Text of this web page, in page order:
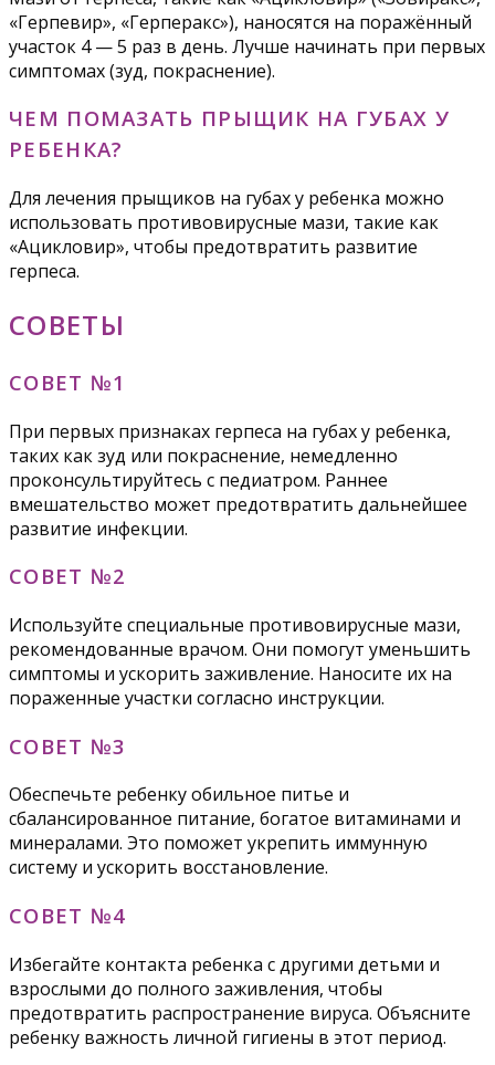
«Герпевир», «Герперакс»), наносятся на поражённый
участок 4 — 5 раз в день. Лучше начинать при первых
симптомах (зуд, покраснение).
ЧЕМ ПОМАЗАТЬ ПРЫЩИК НА ГУБАХ У
РЕБЕНКА?
Для лечения прыщиков на губах у ребенка можно
использовать противовирусные мази, такие как
«Ацикловир», чтобы предотвратить развитие
герпеса.
СОВЕТЫ
СОВЕТ №1
При первых признаках герпеса на губах у ребенка,
таких как зуд или покраснение, немедленно
проконсультируйтесь с педиатром. Раннее
вмешательство может предотвратить дальнейшее
развитие инфекции.
СОВЕТ №2
Используйте специальные противовирусные мази,
рекомендованные врачом. Они помогут уменьшить
симптомы и ускорить заживление. Наносите их на
пораженные участки согласно инструкции.
СОВЕТ №3
Обеспечьте ребенку обильное питье и
сбалансированное питание, богатое витаминами и
минералами. Это поможет укрепить иммунную
систему и ускорить восстановление.
СОВЕТ №4
Избегайте контакта ребенка с другими детьми и
взрослыми до полного заживления, чтобы
предотвратить распространение вируса. Объясните
ребенку важность личной гигиены в этот период.